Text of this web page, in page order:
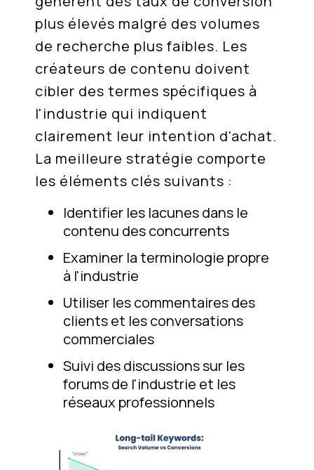
plus élevés malgré des volumes
de recherche plus faibles. Les
créateurs de contenu doivent
cibler des termes spécifiques à
l'industrie qui indiquent
clairement leur intention d'achat.
La meilleure stratégie comporte
les éléments clés suivants :
Identifier les lacunes dans le
contenu des concurrents
Examiner la terminologie propre
à l'industrie
Utiliser les commentaires des
clients et les conversations
commerciales
Suivi des discussions sur les
forums de l'industrie et les
réseaux professionnels